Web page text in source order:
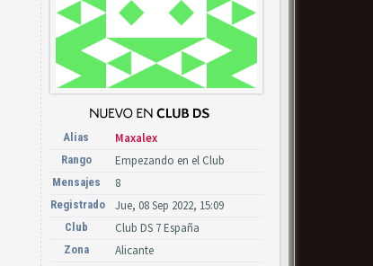
Alias Maxalex
Rango Empezando en el Club
Mensajes 8
Registrado Jue, 08 Sep 2022, 15:09
Club Club DS 7 España
Zona Alicante